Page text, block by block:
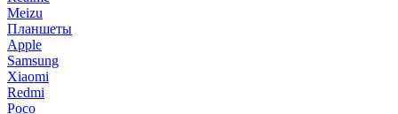
Meizu
Планшеты
Apple
Samsung
Xiaomi
Redmi
Poco